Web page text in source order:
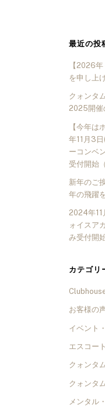
最近の投
【2026
を申し上
クォンタ
2025開催
【今年は
年11月3
ーコンベ
受付開始
新年のご
年の飛躍
2024年11
ォイスア
み受付開
カテゴリ
お客様の
イベント
エスコー
クォンタ
クォンタ
メンタル